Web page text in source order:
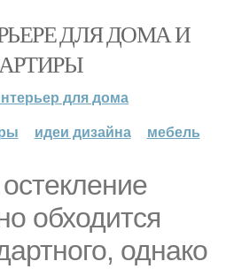
ДЛЯ ДОМА И
для дома
идеи дизайна мебель
обходится
однако